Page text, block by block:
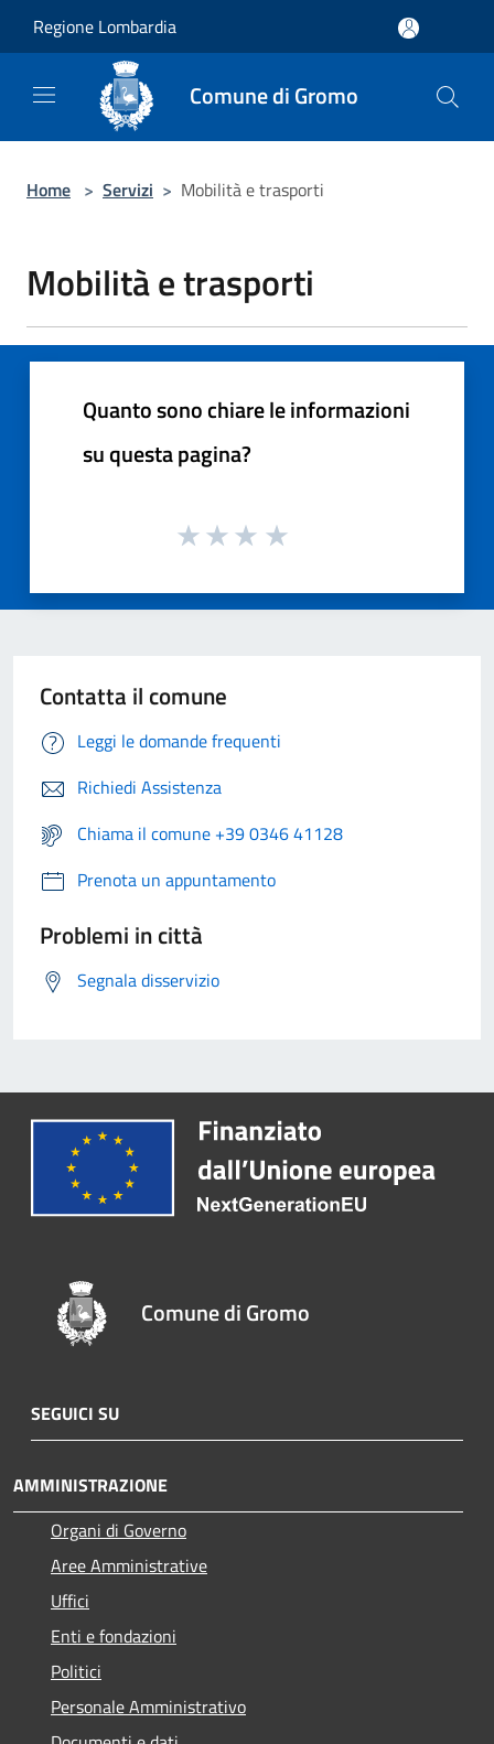
Regione Lombardia
Comune di Gromo
Home > Servizi > Mobilità e trasporti
Mobilità e trasporti
Quanto sono chiare le informazioni
su questa pagina?
Contatta il comune
Leggi le domande frequenti
Richiedi Assistenza
Chiama il comune +39 0346 41128
Prenota un appuntamento
Problemi in città
Segnala disservizio
Comune di Gromo
SEGUICI SU
AMMINISTRAZIONE
Organi di Governo
Aree Amministrative
Uffici
Enti e fondazioni
Politici
Personale Amministrativo